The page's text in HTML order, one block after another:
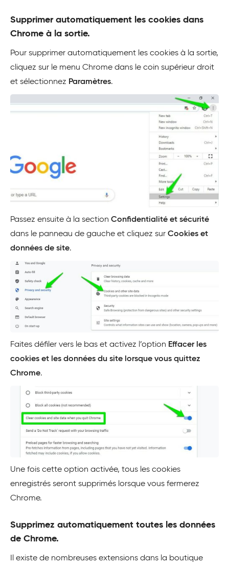
Supprimer automatiquement les cookies dans
Chrome à la sortie.
Pour supprimer automatiquement les cookies à la sortie,
cliquez sur le menu Chrome dans le coin supérieur droit
et sélectionnez Paramètres.
Passez ensuite à la section Confidentialité et sécurité
dans le panneau de gauche et cliquez sur Cookies et
données de site.
Faites défiler vers le bas et activez l’option Effacer les
cookies et les données du site lorsque vous quittez
Chrome.
Une fois cette option activée, tous les cookies
enregistrés seront supprimés lorsque vous fermerez
Chrome.
Supprimez automatiquement toutes les données
de Chrome.
Il existe de nombreuses extensions dans la boutique